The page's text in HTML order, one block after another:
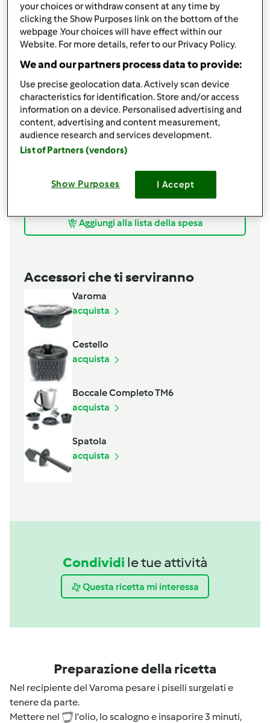
Ingredienti
SPAGHETTI DI BARBABIETOLA ROSSA,
CREMA DI CAROTE E PISELLI A VAPORE -
CONTEST RAPE FEBBRAIO -
150grammicarote
200grammibarbabietola rossa
scalogno
cucchiaino dado per brodo vegetale
piselli surgelati
grammiacqua
olio extravergine di oliva
Aggiungi alla lista della spesa
Accessori che ti serviranno
Varoma
acquista
Cestello
acquista
Boccale Completo TM6
acquista
Spatola
acquista
Condividi le tue attività
Questa ricetta mi interessa
Preparazione della ricetta
Nel recipiente del Varoma pesare i piselli surgelati e
tenere da parte.
Mettere nel
l'olio, lo scalogno e insaporire 3 minuti,
your choices or withdraw consent at any time by
clicking the Show Purposes link on the bottom of the
webpage .Your choices will have effect within our
Website. For more details, refer to our Privacy Policy.
We and our partners process data to provide:
Use precise geolocation data. Actively scan device
characteristics for identification. Store and/or access
information on a device. Personalised advertising and
content, advertising and content measurement,
audience research and services development.
List of Partners (vendors)
Show Purposes I Accept